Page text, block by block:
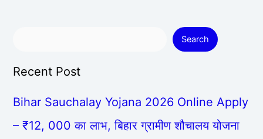
Search
Recent Post
Bihar Sauchalay Yojana 2026 Online Apply
– ₹12, 000 का लाभ, बिहार ग्रामीण शौचालय योजना